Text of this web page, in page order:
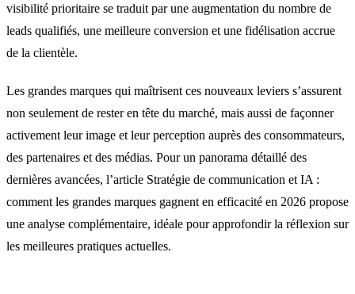
visibilité prioritaire se traduit par une augmentation du nombre de
leads qualifiés, une meilleure conversion et une fidélisation accrue
de la clientèle.
Les grandes marques qui maîtrisent ces nouveaux leviers s’assurent
non seulement de rester en tête du marché, mais aussi de façonner
activement leur image et leur perception auprès des consommateurs,
des partenaires et des médias. Pour un panorama détaillé des
dernières avancées, l’article Stratégie de communication et IA :
comment les grandes marques gagnent en efficacité en 2026 propose
une analyse complémentaire, idéale pour approfondir la réflexion sur
les meilleures pratiques actuelles.